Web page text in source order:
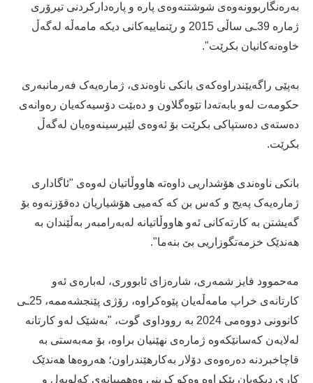
بەرەنگاربوونەوەی شوشتنەوەی پارە و پارەدارکردنی تیرۆری
ژمارە 39ـی ساڵی 2015 و رێنماییەکانی دیکە مامەڵە لەگەڵ
خاوەنەکانیان بکرێت".
بەپێی راگەیێندراوەکەی بانکی ناوەندی، ژمارەیەک فەرمانبەری
حکومەت لەو بابەتەدا تێوەگلاون و دەبێت دۆسیەکەیان رەوانەی
دەستەی دەستپاکی بکرێت بۆ ئەوەی لێپرسینەوەیان لەگەڵ
بکرێت.
بانکی ناوەندی هۆشداریی داوەتە هاووڵاتیان لەوەی "ئاگاداری
ژمارەیەک پەیج و کەس بن کە کەمیی هۆشیاریان دەقۆزنەوە بۆ
گەیشتن بە کارتەکانی ئەو هاووڵاتیانە لەبەرامبەر بەڵێندان بە
هەندێک خزمەتگوزاریی بێ بنەما".
مەحموود فایز شمەری، شارەزای ئابووری، لەبارەی ئەو
کارتانەی خراپ مامەڵەیان پێوەکراوە، رۆژی پێنجشەممە، 25ـی
کانوونی دووەمی 2024 بە رووداوی گوت، "بەشێک لەو کارتانە
لەلایەن کەسانێکەوە ژمارەی نهێنیان براوە، بۆ مەبەستی بە
قاچاخبردنە دەرەوەی دۆلار بەکارهێندراون؛ هەروەها هەندێک
کاری دیکەیان پێکراوە وەکو کڕینی وەهمییانەی کەلوپەل و